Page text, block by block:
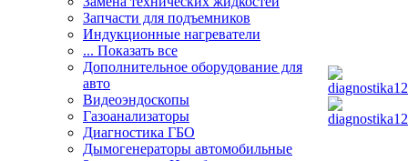
Запчасти для подъемников
Индукционные нагреватели
... Показать все
Дополнительное оборудование для
авто
Видеоэндоскопы
Газоанализаторы
Диагностика ГБО
Дымогенераторы автомобильные